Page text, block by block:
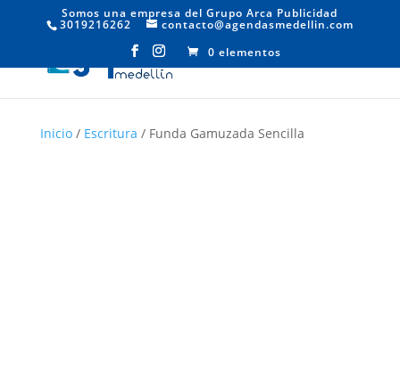
Somos una empresa del Grupo Arca Publicidad
3019216262
contacto@agendasmedellin.com
0 elementos
Inicio/ Escritura / Funda Gamuzada Sencilla